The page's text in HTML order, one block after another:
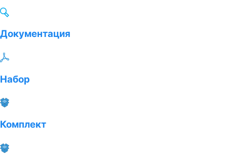
Документация
Набор
Комплект